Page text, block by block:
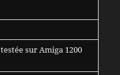
sur Amiga 1200